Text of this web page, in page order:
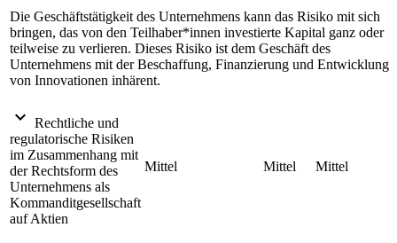
Die Geschäftstätigkeit des Unternehmens kann das Risiko mit sich
bringen, das von den Teilhaber*innen investierte Kapital ganz oder
teilweise zu verlieren. Dieses Risiko ist dem Geschäft des
Unternehmens mit der Beschaffung, Finanzierung und Entwicklung
von Innovationen inhärent.
expand_more Rechtliche und
regulatorische Risiken
im Zusammenhang mit
der Rechtsform des
Unternehmens als
Kommanditgesellschaft
auf Aktien
Mittel Mittel Mittel